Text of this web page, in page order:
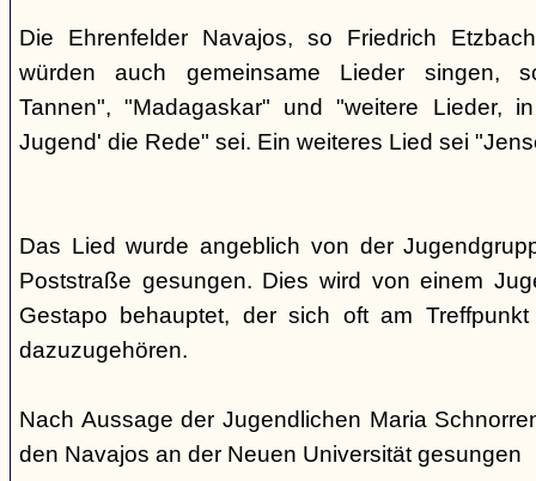
Die Ehrenfelder Navajos, so Friedrich
würden auch gemeinsame Lieder singen,
Tannen", "Madagaskar" und "weitere Lieder,
Jugend' die Rede" sei. Ein weiteres Lied sei
Das Lied wurde angeblich von der
Poststraße gesungen. Dies wird von einem
Gestapo behauptet, der sich oft am
dazuzugehören.
Nach Aussage der Jugendlichen Maria
den Navajos an der Neuen Universität gesungen